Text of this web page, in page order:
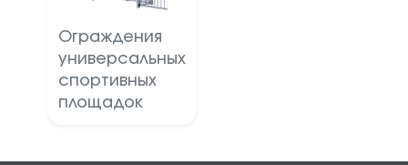
Ограждения
универсальных
спортивных
площадок